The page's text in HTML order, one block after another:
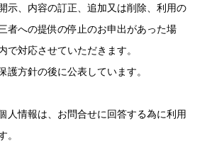
示、内容の訂正、追加又は削除、利用の
者への提供の停止のお申出があった場
で対応させていただきます。
護方針の後に公表しています。
人情報は、お問合せに回答する為に利用